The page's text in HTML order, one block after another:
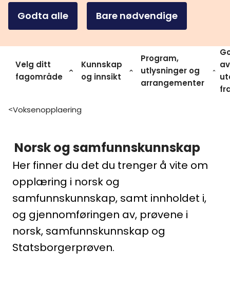
Godta alle Bare nødvendige
Velg ditt
fagområde
Kunnskap
og innsikt
Program,
utlysninger og
arrangementer
av
>Voksenopplaering
Norsk og samfunnskunnskap
Her finner du det du trenger å vite om
opplæring i norsk og
samfunnskunnskap, samt innholdet i,
og gjennomføringen av, prøvene i
norsk, samfunnskunnskap og
Statsborgerprøven.